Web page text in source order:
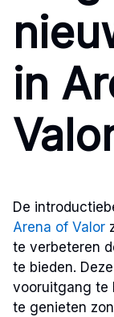
in
De
Arena of Valor
te verbeteren
te bieden.
vooruitgang te
te genieten